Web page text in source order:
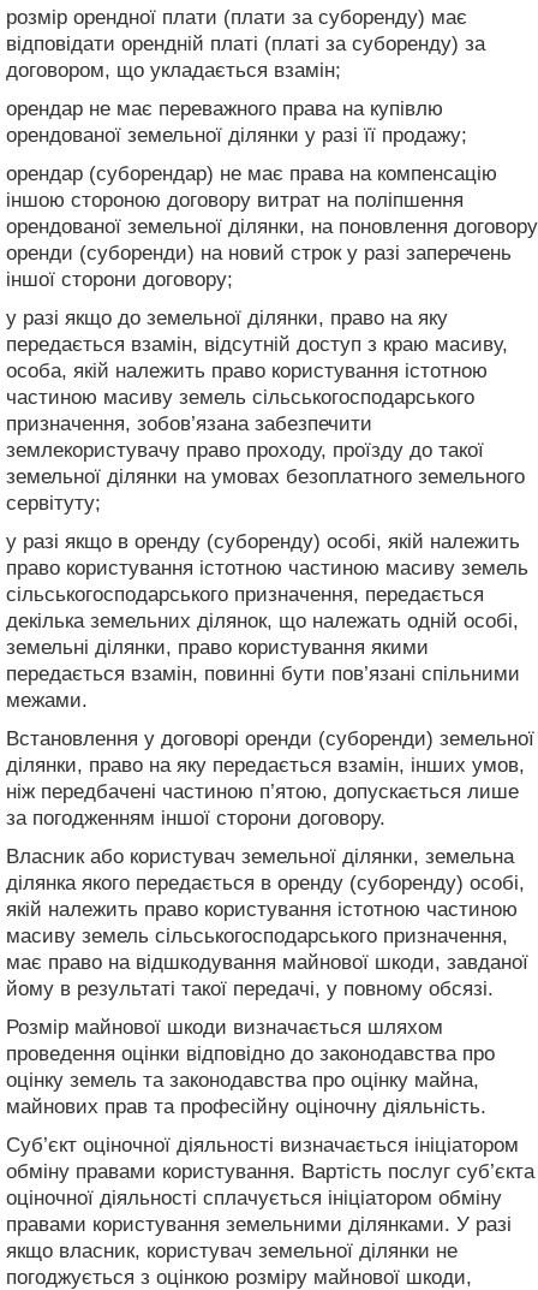
розмір орендної плати (плати за суборенду) має
відповідати орендній платі (платі за суборенду) за
договором, що укладається взамін;
орендар не має переважного права на купівлю
орендованої земельної ділянки у разі її продажу;
орендар (суборендар) не має права на компенсацію
іншою стороною договору витрат на поліпшення
орендованої земельної ділянки, на поновлення договору
оренди (суборенди) на новий строк у разі заперечень
іншої сторони договору;
у разі якщо до земельної ділянки, право на яку
передається взамін, відсутній доступ з краю масиву,
особа, якій належить право користування істотною
частиною масиву земель сільськогосподарського
призначення, зобов’язана забезпечити
землекористувачу право проходу, проїзду до такої
земельної ділянки на умовах безоплатного земельного
сервітуту;
у разі якщо в оренду (суборенду) особі, якій належить
право користування істотною частиною масиву земель
сільськогосподарського призначення, передається
декілька земельних ділянок, що належать одній особі,
земельні ділянки, право користування якими
передається взамін, повинні бути пов’язані спільними
межами.
Встановлення у договорі оренди (суборенди) земельної
ділянки, право на яку передається взамін, інших умов,
ніж передбачені частиною п’ятою, допускається лише
за погодженням іншої сторони договору.
Власник або користувач земельної ділянки, земельна
ділянка якого передається в оренду (суборенду) особі,
якій належить право користування істотною частиною
масиву земель сільськогосподарського призначення,
має право на відшкодування майнової шкоди, завданої
йому в результаті такої передачі, у повному обсязі.
Розмір майнової шкоди визначається шляхом
проведення оцінки відповідно до законодавства про
оцінку земель та законодавства про оцінку майна,
майнових прав та професійну оціночну діяльність.
Суб’єкт оціночної діяльності визначається ініціатором
обміну правами користування. Вартість послуг суб’єкта
оціночної діяльності сплачується ініціатором обміну
правами користування земельними ділянками. У разі
якщо власник, користувач земельної ділянки не
погоджується з оцінкою розміру майнової шкоди,